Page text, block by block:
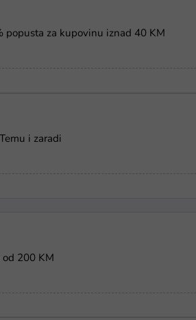
popusta za kupovinu iznad 40 KM
i zaradi
200 KM